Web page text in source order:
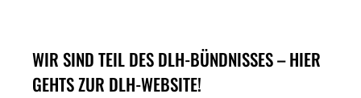
WIR SIND TEIL DES DLH-BÜNDNISSES – HIER
GEHTS ZUR DLH-WEBSITE!